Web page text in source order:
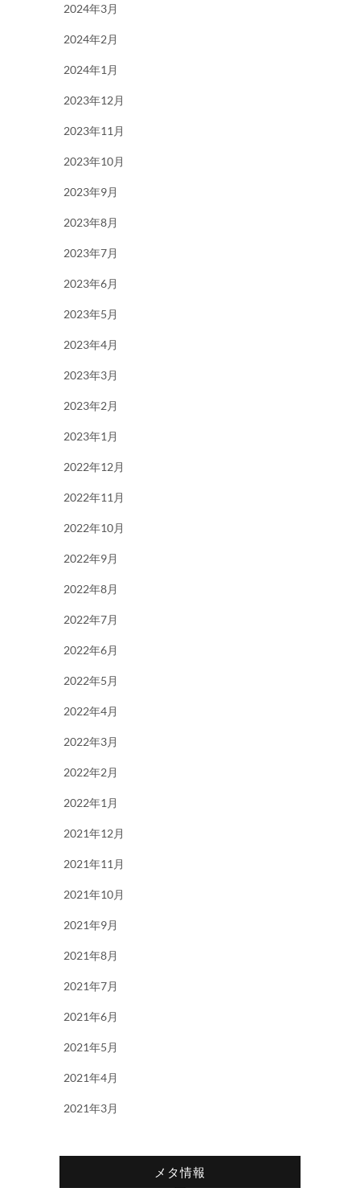
2024年3月
2024年2月
2024年1月
2023年12月
2023年11月
2023年10月
2023年9月
2023年8月
2023年7月
2023年6月
2023年5月
2023年4月
2023年3月
2023年2月
2023年1月
2022年12月
2022年11月
2022年10月
2022年9月
2022年8月
2022年7月
2022年6月
2022年5月
2022年4月
2022年3月
2022年2月
2022年1月
2021年12月
2021年11月
2021年10月
2021年9月
2021年8月
2021年7月
2021年6月
2021年5月
2021年4月
2021年3月
メタ情報